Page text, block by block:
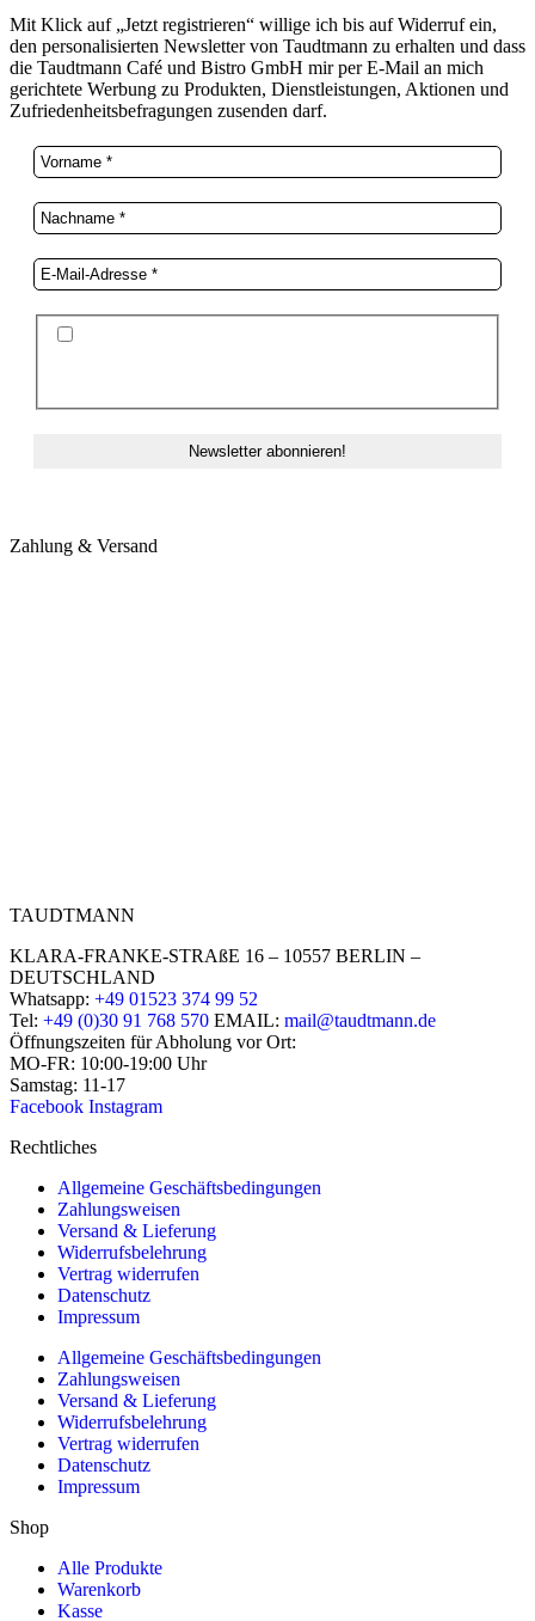
Mit Klick auf „Jetzt registrieren“ willige ich bis auf Widerruf ein,
den personalisierten Newsletter von Taudtmann zu erhalten und dass
die Taudtmann Café und Bistro GmbH mir per E-Mail an mich
gerichtete Werbung zu Produkten, Dienstleistungen, Aktionen und
Zufriedenheitsbefragungen zusenden darf.
Zahlung & Versand
TAUDTMANN
KLARA-FRANKE-STRAßE 16 – 10557 BERLIN –
DEUTSCHLAND
Whatsapp: +49 01523 374 99 52
Tel: +49 (0)30 91 768 570 EMAIL: mail@taudtmann.de
Öffnungszeiten für Abholung vor Ort:
MO-FR: 10:00-19:00 Uhr
Samstag: 11-17
Facebook Instagram
Rechtliches
Allgemeine Geschäftsbedingungen
Zahlungsweisen
Versand & Lieferung
Widerrufsbelehrung
Vertrag widerrufen
Datenschutz
Impressum
Allgemeine Geschäftsbedingungen
Zahlungsweisen
Versand & Lieferung
Widerrufsbelehrung
Vertrag widerrufen
Datenschutz
Impressum
Shop
Alle Produkte
Warenkorb
Kasse